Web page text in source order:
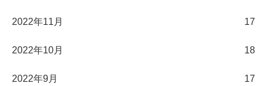
2022年11月 17
2022年10月 18
2022年9月 17